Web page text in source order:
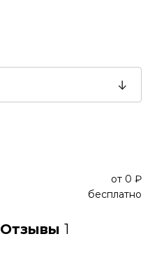
от 0 ₽
бесплатно
Отзывы1